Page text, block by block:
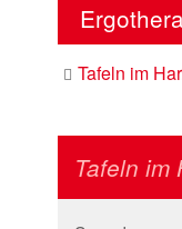
Tafeln im
Tafeln im